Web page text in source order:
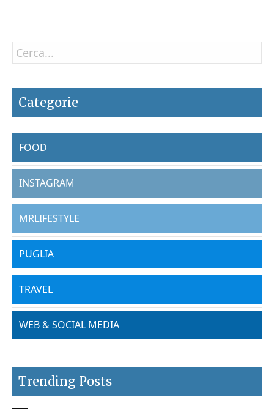
Categorie
FOOD
INSTAGRAM
MRLIFESTYLE
PUGLIA
TRAVEL
WEB & SOCIAL MEDIA
Trending Posts